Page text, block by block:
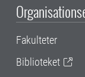
Fakulteter
Biblioteket